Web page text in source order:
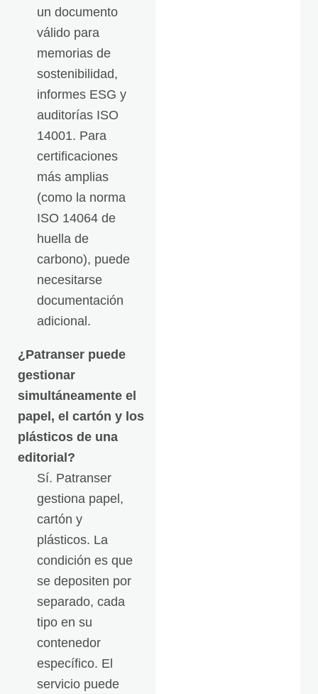
un documento
válido para
memorias de
sostenibilidad,
informes ESG y
auditorías ISO
14001. Para
certificaciones
más amplias
(como la norma
ISO 14064 de
huella de
carbono), puede
necesitarse
documentación
adicional.
¿Patranser puede
gestionar
simultáneamente el
papel, el cartón y los
plásticos de una
editorial?
Sí. Patranser
gestiona papel,
cartón y
plásticos. La
condición es que
se depositen por
separado, cada
tipo en su
contenedor
específico. El
servicio puede